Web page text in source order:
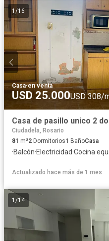
1 /16
Casa·en venta
USD 25.000USD 308/
Ciudadela, Rosario
81 m²2 Dormitorios1 BañoCasa
·Balcón·Electricidad·Cocina
Actualizado hace más de 1 mes
1 /14